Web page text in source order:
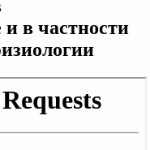
и в частности